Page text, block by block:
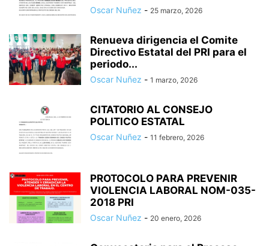
Oscar Nuñez - 25 marzo, 2026
Renueva dirigencia el Comite
Directivo Estatal del PRI para el
periodo...
Oscar Nuñez - 1 marzo, 2026
CITATORIO AL CONSEJO
POLITICO ESTATAL
Oscar Nuñez - 11 febrero, 2026
PROTOCOLO PARA PREVENIR
VIOLENCIA LABORAL NOM-035-
2018 PRI
Oscar Nuñez - 20 enero, 2026